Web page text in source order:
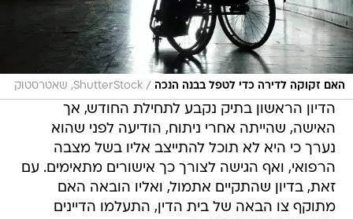
האם זקוקה לדירה כדי לטפל בבנה הנכה / ShutterStock, שאטרסטוק
הדיון הראשון בתיק נקבע לתחילת החודש, אך
האישה, שהייתה אחרי ניתוח, הודיעה לפני שהוא
נערך כי היא לא תוכל להתייצב אליו בשל מצבה
הרפואי, ואף הגישה לצורך כך אישורים מתאימים. עם
זאת, בדיון שהתקיים אתמול, ואליו הובאה האם
מתוקף צו הבאה של בית הדין, התעלמו הדיינים